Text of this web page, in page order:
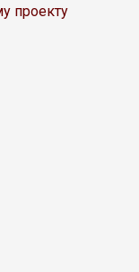
проекту